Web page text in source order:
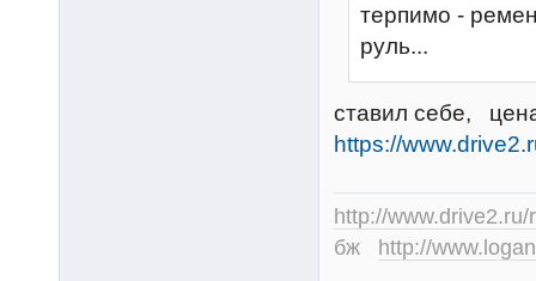
терпимо -
руль...
ставил себе,
https://
http://
бж
http://